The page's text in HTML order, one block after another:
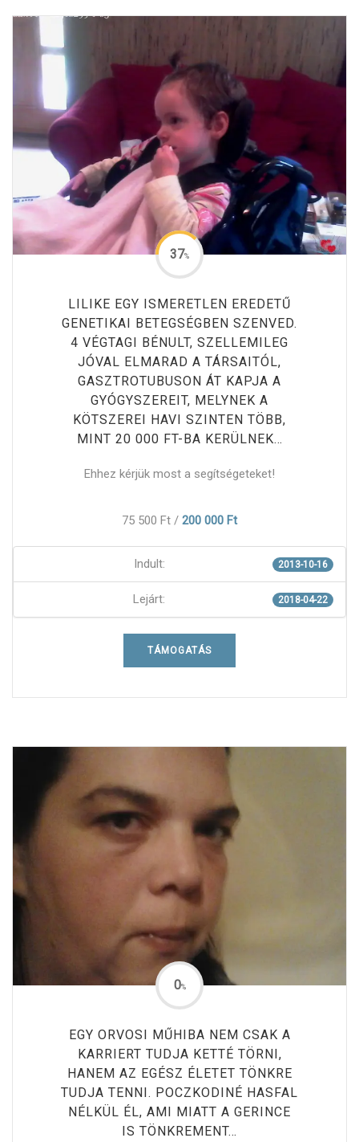
LILIKE EGY ISMERETLEN EREDETŰ
GENETIKAI BETEGSÉGBEN SZENVED.
4 VÉGTAGI BÉNULT, SZELLEMILEG
JÓVAL ELMARAD A TÁRSAITÓL,
GASZTROTUBUSON ÁT KAPJA A
GYÓGYSZEREIT, MELYNEK A
KÖTSZEREI HAVI SZINTEN TÖBB,
MINT 20 000 FT-BA KERÜLNEK…
Ehhez kérjük most a segítségeteket!
37%
75 500 Ft / 200 000 Ft
Indult: 2013-10-16
Lejárt: 2018-04-22
TÁMOGATÁS
EGY ORVOSI MŰHIBA NEM CSAK A
KARRIERT TUDJA KETTÉ TÖRNI,
HANEM AZ EGÉSZ ÉLETET TÖNKRE
TUDJA TENNI. POCZKODINÉ HASFAL
NÉLKÜL ÉL, AMI MIATT A GERINCE
IS TÖNKREMENT…
0%